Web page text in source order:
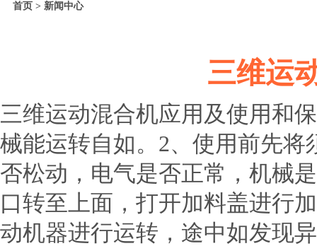
首页 > 新闻中心
三维运
三维运动混合机应用及使用和
械能运转自如。2、使用前先
否松动，电气是否正常，机械
口转至上面，打开加料盖进行
动机器进行运转，途中如发现